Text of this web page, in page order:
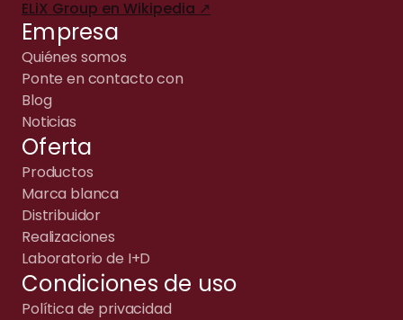
ELiX Group en Wikipedia ↗
Empresa
Quiénes somos
Ponte en contacto con
Blog
Noticias
Oferta
Productos
Marca blanca
Distribuidor
Realizaciones
Laboratorio de I+D
Condiciones de uso
Política de privacidad